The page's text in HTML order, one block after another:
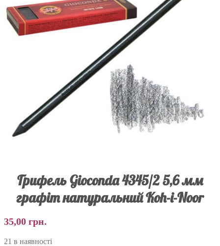
Грифель Gioconda 4345/2 5,6 мм
графіт натуральний Koh-i-Noor
35,00 грн.
21 в наявності